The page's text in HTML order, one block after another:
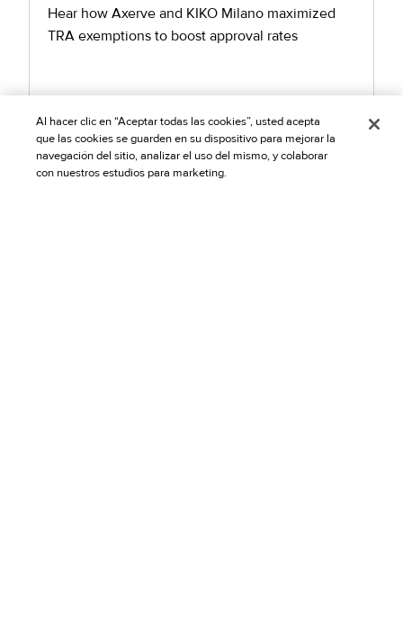
Hear how Axerve and KIKO Milano maximized
TRA exemptions to boost approval rates
Leer más
Al hacer clic en “Aceptar todas las cookies”, usted acepta
que las cookies se guarden en su dispositivo para mejorar la
navegación del sitio, analizar el uso del mismo, y colaborar
con nuestros estudios para marketing.